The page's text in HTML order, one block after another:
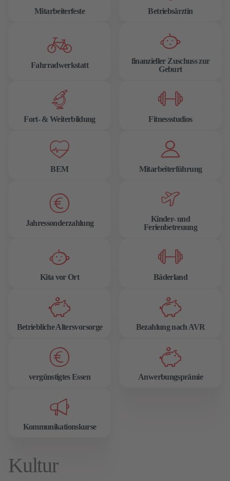
Mitarbeiterfeste Betriebsärztin
Fahrradwerkstatt
finanzieller Zuschuss zur
Geburt
Fort- & Weiterbildung Fitnessstudios
BEM Mitarbeiterführung
Jahressonderzahlung
Kinder- und
Ferienbetreuung
Kita vor Ort Bäderland
Betriebliche Altersvorsorge Bezahlung nach AVR
vergünstigtes Essen Anwerbungsprämie
Kommunikationskurse
Kultur